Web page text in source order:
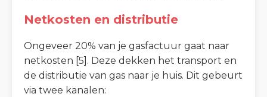
Netkosten en distributie
Ongeveer 20% van je gasfactuur gaat naar
netkosten [5]. Deze dekken het transport en
de distributie van gas naar je huis. Dit gebeurt
via twee kanalen: